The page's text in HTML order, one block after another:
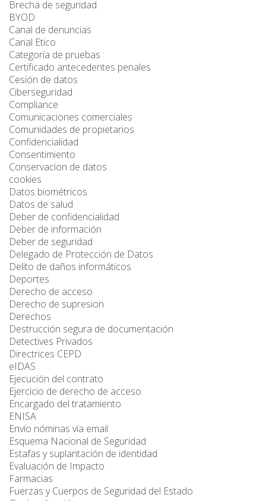
Brecha de seguridad
BYOD
Canal de denuncias
Canal Etico
Categoría de pruebas
Certificado antecedentes penales
Cesión de datos
Ciberseguridad
Compliance
Comunicaciones comerciales
Comunidades de propietarios
Confidencialidad
Consentimiento
Conservacion de datos
cookies
Datos biométricos
Datos de salud
Deber de confidencialidad
Deber de información
Deber de seguridad
Delegado de Protección de Datos
Delito de daños informáticos
Deportes
Derecho de acceso
Derecho de supresion
Derechos
Destrucción segura de documentación
Detectives Privados
Directrices CEPD
eIDAS
Ejecución del contrato
Ejercicio de derecho de acceso
Encargado del tratamiento
ENISA
Envío nóminas vía email
Esquema Nacional de Seguridad
Estafas y suplantación de identidad
Evaluación de Impacto
Farmacias
Fuerzas y Cuerpos de Seguridad del Estado